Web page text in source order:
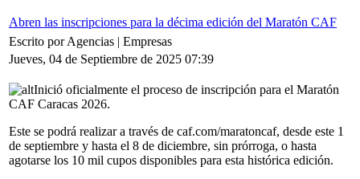
Abren las inscripciones para la décima edición del Maratón CAF
Escrito por Agencias | Empresas
Jueves, 04 de Septiembre de 2025 07:39
Inició oficialmente el proceso de inscripción para el Maratón
CAF Caracas 2026.
Este se podrá realizar a través de caf.com/maratoncaf, desde este 1
de septiembre y hasta el 8 de diciembre, sin prórroga, o hasta
agotarse los 10 mil cupos disponibles para esta histórica edición.